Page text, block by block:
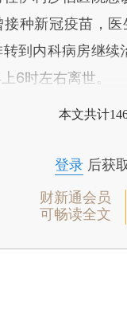
接种新冠疫苗，
到内科病房继
6时左右离世。
本文共计
登录后获
财新通会员
可畅读全文